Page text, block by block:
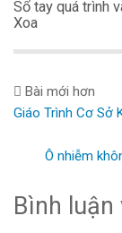
Sổ tay quá trình
Xoa
Bài mới hơn
Giáo Trình Cơ Sở
Ô nhiễm
Bình luận